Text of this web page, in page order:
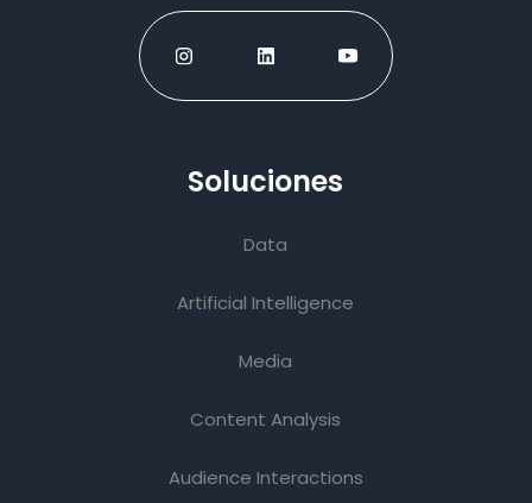
Soluciones
Data
Artificial Intelligence
Media
Content Analysis
Audience Interactions